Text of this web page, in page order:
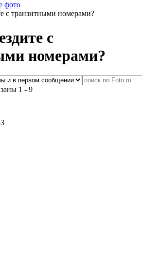
фото
с транзитными номерами?
с
номерами?
1 - 9